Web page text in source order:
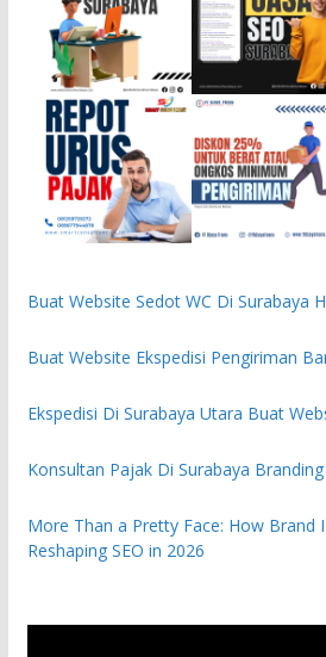
Buat Website Sedot WC Di Surabaya
Buat Website Ekspedisi Pengiriman
Ekspedisi Di Surabaya Utara Buat
Konsultan Pajak Di Surabaya
More Than a Pretty Face: How Brand
Reshaping SEO in 2026